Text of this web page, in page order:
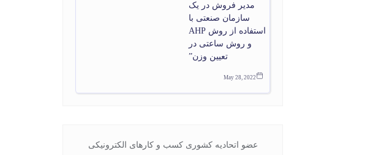
مدیر فروش در یک
سازمان صنعتی با
استفاده از روش AHP
و روش ساعتی در
تعیین وزن”
May 28, 2022
عضو اتحادیه کشوری کسب و کارهای الکترونیکی